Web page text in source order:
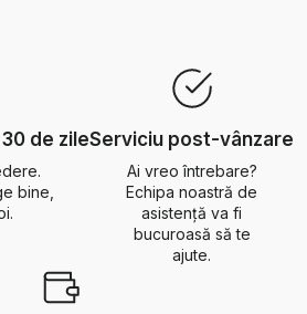
de zile
bine,
Serviciu post-vânzare
Ai vreo întrebare?
Echipa noastră de
asistență va fi
bucuroasă să te
ajute.